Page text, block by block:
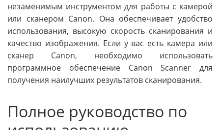
незаменимым инструментом для работы с камерой
или сканером Canon. Она обеспечивает удобство
использования, высокую скорость сканирования и
качество изображения. Если у вас есть камера или
сканер Canon, необходимо использовать
программное обеспечение Canon Scanner для
получения наилучших результатов сканирования.
Полное руководство по